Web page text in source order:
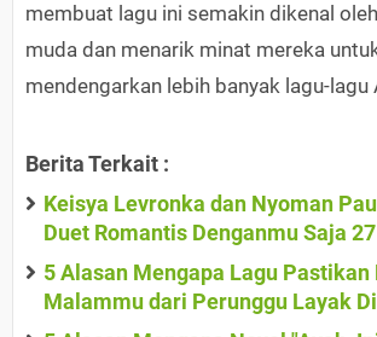
membuat lagu ini semakin dikenal
muda dan menarik minat mereka
mendengarkan lebih banyak lagu-lagu
Berita Terkait :
Keisya Levronka dan Nyoman
Duet Romantis Denganmu Saja
5 Alasan Mengapa Lagu Pastikan
Malammu dari Perunggu Layak